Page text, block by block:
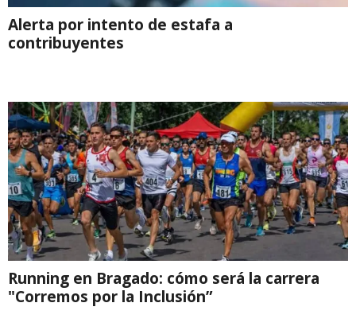
Alerta por intento de estafa a
contribuyentes
Running en Bragado: cómo será la carrera
"Corremos por la Inclusión”